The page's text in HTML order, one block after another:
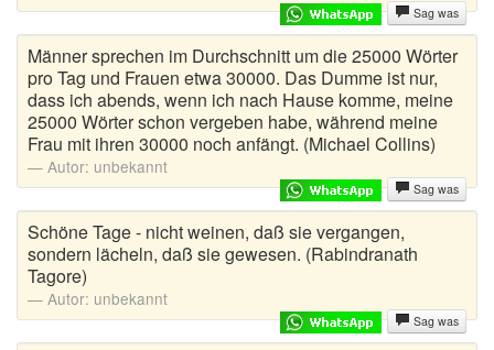
Juristen Witze
Kannibalen Witze
Kellnerwitze
Kelly Witze
Kevin Witze
Kinderwitze
Kirchenwitze
Sag was
Männer sprechen im Durchschnitt um die 25000 Wörter
pro Tag und Frauen etwa 30000. Das Dumme ist nur,
dass ich abends, wenn ich nach Hause komme, meine
25000 Wörter schon vergeben habe, während meine
Frau mit ihren 30000 noch anfängt. (Michael Collins)
Autor: unbekannt
Sag was
Schöne Tage - nicht weinen, daß sie vergangen,
sondern lächeln, daß sie gewesen. (Rabindranath
Tagore)
Autor: unbekannt
Sag was